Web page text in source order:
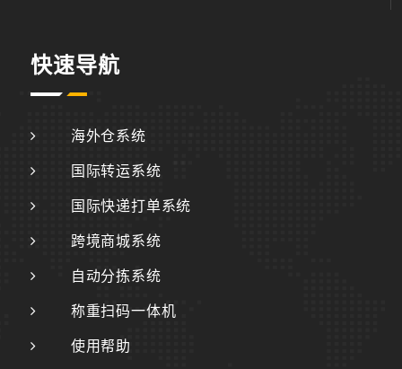
快速导航
海外仓系统
国际转运系统
国际快递打单系统
跨境商城系统
自动分拣系统
称重扫码一体机
使用帮助